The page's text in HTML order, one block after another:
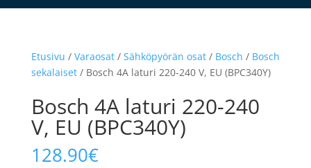
Etusivu / Varaosat/ Sähköpyörän osat/ Bosch / Bosch
sekalaiset/ Bosch 4A laturi 220-240 V, EU (BPC340Y)
Bosch 4A laturi 220-240
V, EU (BPC340Y)
128.90€